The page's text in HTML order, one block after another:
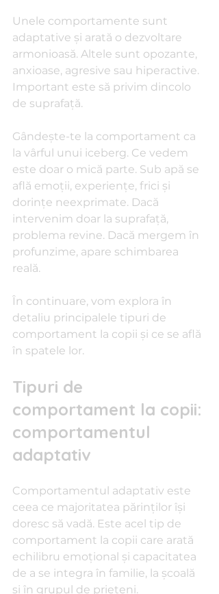
Unele comportamente sunt
adaptative și arată o dezvoltare
armonioasă. Altele sunt opozante,
anxioase, agresive sau hiperactive.
Important este să privim dincolo
de suprafață.
Gândește-te la comportament ca
la vârful unui iceberg. Ce vedem
este doar o mică parte. Sub apă se
află emoții, experiențe, frici și
dorințe neexprimate. Dacă
intervenim doar la suprafață,
problema revine. Dacă mergem în
profunzime, apare schimbarea
reală.
În continuare, vom explora în
detaliu principalele tipuri de
comportament la copii și ce se află
în spatele lor.
Tipuri de
comportament la copii:
comportamentul
adaptativ
Comportamentul adaptativ este
ceea ce majoritatea părinților își
doresc să vadă. Este acel tip de
comportament la copii care arată
echilibru emoțional și capacitatea
de a se integra în familie, la școală
și în grupul de prieteni.